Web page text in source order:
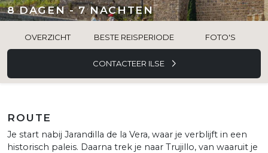
8 DAGEN - 7 NACHTEN
OVERZICHT BESTE REISPERIODE FOTO'S
CONTACTEER ILSE
ROUTE
Je start nabij Jarandilla de la Vera, waar je verblijft in een
historisch paleis. Daarna trek je naar Trujillo, van waaruit je